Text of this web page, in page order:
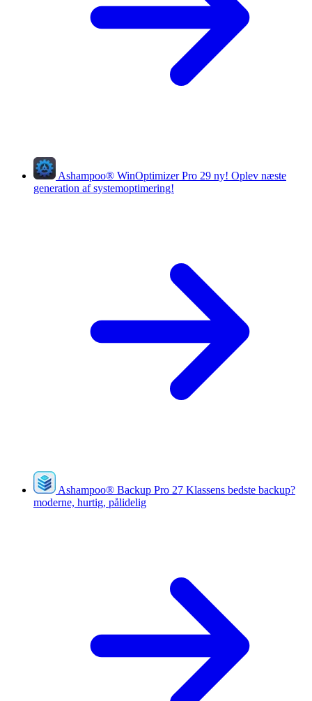
Ashampoo® WinOptimizer Pro 29 ny! Oplev næste
generation af systemoptimering!
Ashampoo® Backup Pro 27 Klassens bedste backup?
moderne, hurtig, pålidelig